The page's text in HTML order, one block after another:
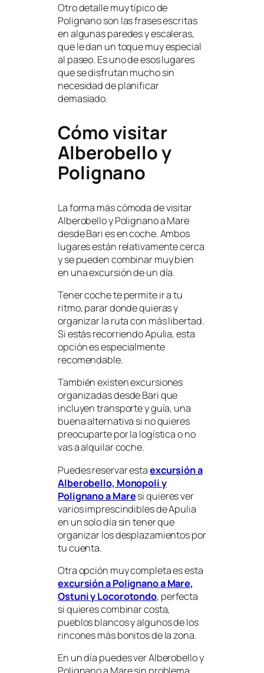
Otro detalle muy típico de
Polignano son las frases escritas
en algunas paredes y escaleras,
que le dan un toque muy especial
al paseo. Es uno de esos lugares
que se disfrutan mucho sin
necesidad de planificar
demasiado.
Cómo visitar
Alberobello y
Polignano
La forma más cómoda de visitar
Alberobello y Polignano a Mare
desde Bari es en coche. Ambos
lugares están relativamente cerca
y se pueden combinar muy bien
en una excursión de un día.
Tener coche te permite ir a tu
ritmo, parar donde quieras y
organizar la ruta con más libertad.
Si estás recorriendo Apulia, esta
opción es especialmente
recomendable.
También existen excursiones
organizadas desde Bari que
incluyen transporte y guía, una
buena alternativa si no quieres
preocuparte por la logística o no
vas a alquilar coche.
Puedes reservar estaexcursión a
Alberobello, Monopoli y
Polignano a Maresi quieres ver
varios imprescindibles de Apulia
en un solo día sin tener que
organizar los desplazamientos por
tu cuenta.
Otra opción muy completa es esta
excursión a Polignano a Mare,
Ostuni y Locorotondo, perfecta
si quieres combinar costa,
pueblos blancos y algunos de los
rincones más bonitos de la zona.
En un día puedes ver Alberobello y